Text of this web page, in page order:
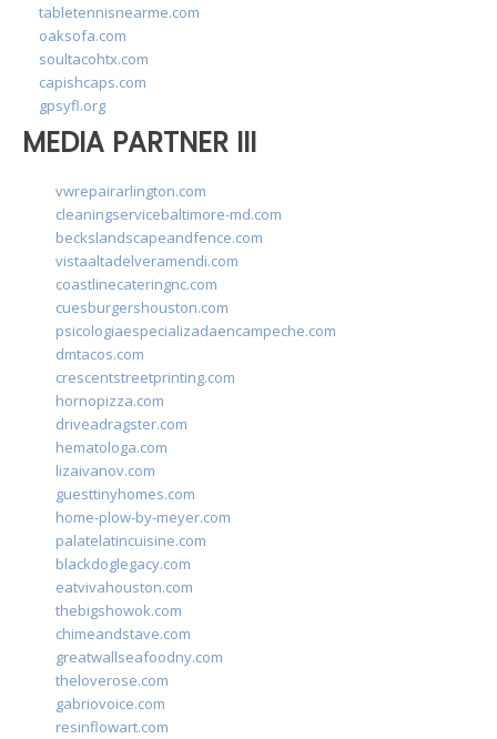
tabletennisnearme.com
oaksofa.com
soultacohtx.com
capishcaps.com
gpsyfl.org
MEDIA PARTNER III
vwrepairarlington.com
cleaningservicebaltimore-md.com
beckslandscapeandfence.com
vistaaltadelveramendi.com
coastlinecateringnc.com
cuesburgershouston.com
psicologiaespecializadaencampeche.com
dmtacos.com
crescentstreetprinting.com
hornopizza.com
driveadragster.com
hematologa.com
lizaivanov.com
guesttinyhomes.com
home-plow-by-meyer.com
palatelatincuisine.com
blackdoglegacy.com
eatvivahouston.com
thebigshowok.com
chimeandstave.com
greatwallseafoodny.com
theloverose.com
gabriovoice.com
resinflowart.com